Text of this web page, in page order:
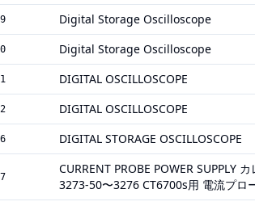
Digital Storage Oscilloscope
Digital Storage Oscilloscope
DIGITAL OSCILLOSCOPE
DIGITAL OSCILLOSCOPE
DIGITAL STORAGE OSCILLOSCOPE
CURRENT PROBE POWER SUPPLY
3273-50〜3276 CT6700s用 電流プロ